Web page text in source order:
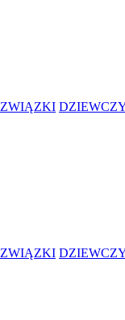
ZWIĄZKI
ZWIĄZKI